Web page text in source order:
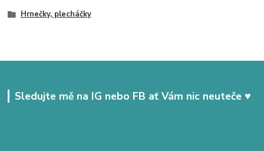
Hrnečky, plecháčky
Sledujte mě na IG nebo FB ať Vám nic neuteče ♥